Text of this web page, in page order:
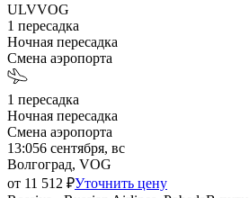
ULVVOG
1 пересадка
Ночная пересадка
Смена аэропорта
1 пересадка
Ночная пересадка
Смена аэропорта
13:056 сентября, вс
Волгоград, VOG
от 11 512 ₽Уточнить цену